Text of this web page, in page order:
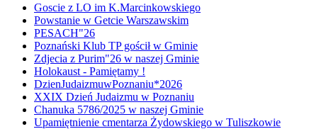
Goscie z LO im K.Marcinkowskiego
Powstanie w Getcie Warszawskim
PESACH"26
Poznański Klub TP gościł w Gminie
Zdjecia z Purim"26 w naszej Gminie
Holokaust - Pamiętamy !
DzienJudaizmuwPoznaniu*2026
XXIX Dzień Judaizmu w Poznaniu
Chanuka 5786/2025 w naszej Gminie
Upamiętnienie cmentarza Żydowskiego w Tuliszkowie